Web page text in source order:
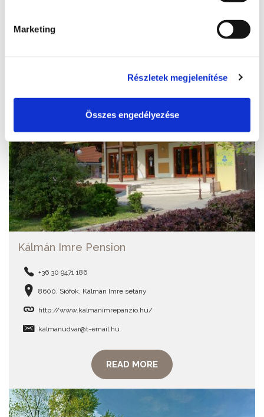
Marketing
Részletek megjelenítése
Összes engedélyezése
Kálmán Imre Pension
+36 30 9471 186
8600, Siófok, Kálmán Imre sétány
http://www.kalmanimrepanzio.hu/
kalmanudvar@t-email.hu
READ MORE